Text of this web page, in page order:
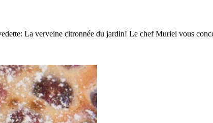
La verveine citronnée du jardin! Le chef Muriel vous